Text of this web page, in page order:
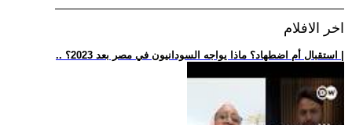
اخر الافلام